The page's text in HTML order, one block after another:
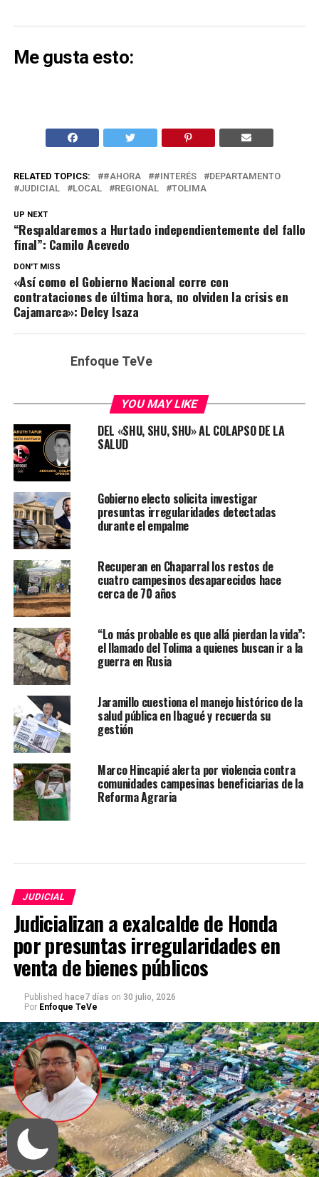
Me gusta esto:
RELATED TOPICS: #AHORA #INTERÉS
DEPARTAMENTO
JUDICIAL
LOCAL REGIONAL TOLIMA
UP NEXT
“Respaldaremos a Hurtado independientemente del fallo
final”: Camilo Acevedo
DON'T MISS
«Así como el Gobierno Nacional corre con
contrataciones de última hora, no olviden la crisis en
Cajamarca»: Delcy Isaza
Enfoque TeVe
YOU MAY LIKE
DEL «SHU, SHU, SHU» AL COLAPSO DE LA
SALUD
Gobierno electo solicita investigar
presuntas irregularidades detectadas
durante el empalme
Recuperan en Chaparral los restos de
cuatro campesinos desaparecidos hace
cerca de 70 años
“Lo más probable es que allá pierdan la vida”:
el llamado del Tolima a quienes buscan ir a la
guerra en Rusia
Jaramillo cuestiona el manejo histórico de la
salud pública en Ibagué y recuerda su
gestión
Marco Hincapié alerta por violencia contra
comunidades campesinas beneficiarias de la
Reforma Agraria
JUDICIAL
Judicializan a exalcalde de Honda
por presuntas irregularidades en
venta de bienes públicos
Published hace7 días on 30 julio, 2026
Por Enfoque TeVe